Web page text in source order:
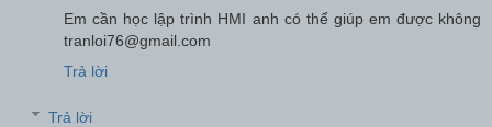
Em cần học lập trình HMI anh có thể giúp em được không
tranloi76@gmail.com
Trả lời
Trả lời